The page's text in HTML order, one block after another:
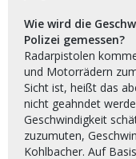
Wie wird die
Polizei gemessen?
Radarpistolen
und Motorrädern
Sicht ist, heißt das
nicht geahndet
Geschwindigkeit
zuzumuten,
Kohlbacher. Auf